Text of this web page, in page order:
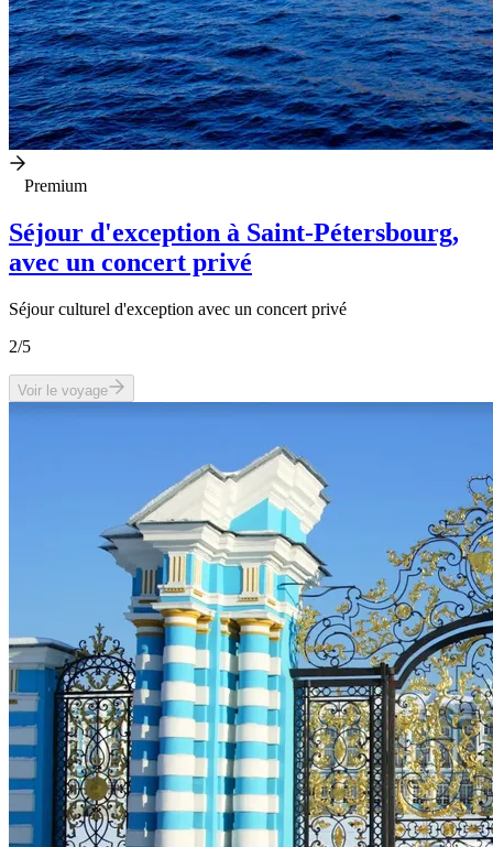
Premium
Séjour d'exception à Saint-Pétersbourg,
avec un concert privé
Séjour culturel d'exception avec un concert privé
2/5
Voir le voyage